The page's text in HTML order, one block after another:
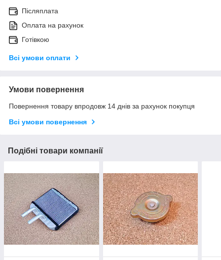
Післяплата
Оплата на рахунок
Готівкою
Всі умови оплати
Умови повернення
Повернення товару впродовж 14 днів за рахунок покупця
Всі умови повернення
Подібні товари компанії